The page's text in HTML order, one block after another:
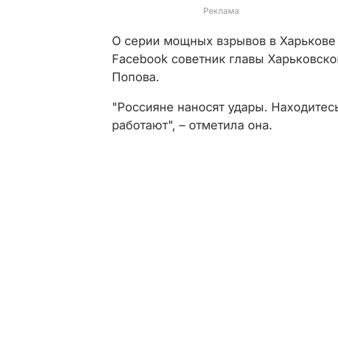
О серии мощных взрывов в Харькове
Facebook советник главы
Попова.
"Россияне наносят удары.
работают", – отметила она.